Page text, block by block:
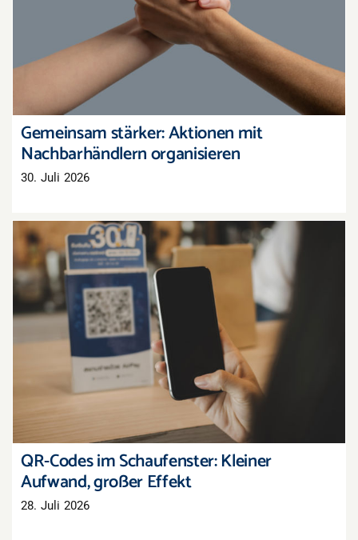
Gemeinsam stärker: Aktionen mit
Nachbarhändlern organisieren
Gemeinsam stärker: Aktionen mit
Nachbarhändlern organisieren
30. Juli 2026
QR-Codes im Schaufenster: Kleiner Aufwand,
großer Effekt
QR-Codes im Schaufenster: Kleiner
Aufwand, großer Effekt
28. Juli 2026